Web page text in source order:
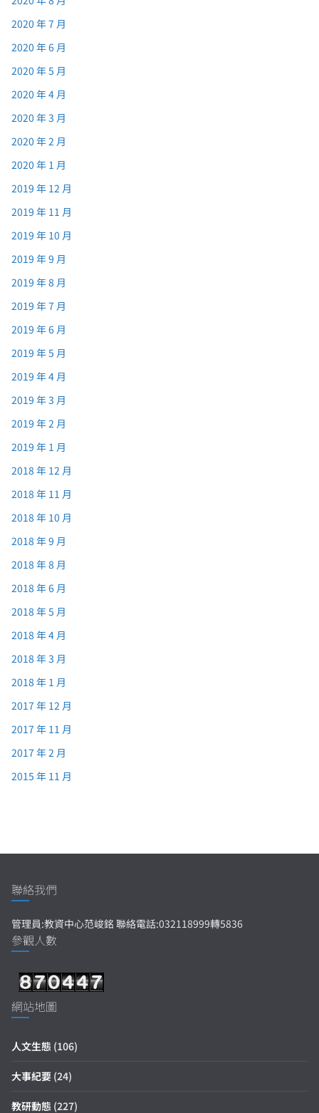
2020 年 7 月
2020 年 6 月
2020 年 5 月
2020 年 4 月
2020 年 3 月
2020 年 2 月
2020 年 1 月
2019 年 12 月
2019 年 11 月
2019 年 10 月
2019 年 9 月
2019 年 8 月
2019 年 7 月
2019 年 6 月
2019 年 5 月
2019 年 4 月
2019 年 3 月
2019 年 2 月
2019 年 1 月
2018 年 12 月
2018 年 11 月
2018 年 10 月
2018 年 9 月
2018 年 8 月
2018 年 6 月
2018 年 5 月
2018 年 4 月
2018 年 3 月
2018 年 1 月
2017 年 12 月
2017 年 11 月
2017 年 2 月
2015 年 11 月
聯絡我們
管理員:教資中心范峻銘 聯絡電話:032118999轉5836
參觀人數
網站地圖
人文生態 (106)
大事紀要 (24)
教研動態 (227)